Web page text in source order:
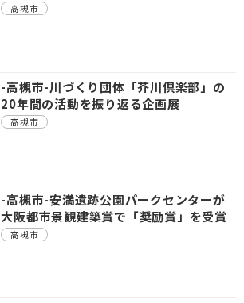
高槻市
-高槻市-川づくり団体「芥川倶楽部」の
20年間の活動を振り返る企画展
高槻市
-高槻市-安満遺跡公園パークセンターが
大阪都市景観建築賞で「奨励賞」を受賞
高槻市